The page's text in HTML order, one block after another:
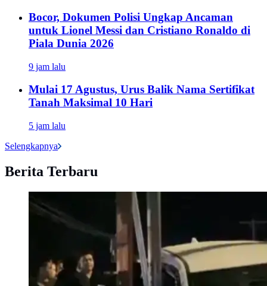
Bocor, Dokumen Polisi Ungkap Ancaman
untuk Lionel Messi dan Cristiano Ronaldo di
Piala Dunia 2026
9 jam lalu
Mulai 17 Agustus, Urus Balik Nama Sertifikat
Tanah Maksimal 10 Hari
5 jam lalu
Selengkapnya
Berita Terbaru